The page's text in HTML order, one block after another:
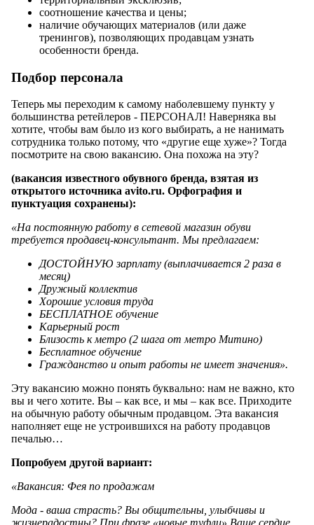
соотношение качества и цены;
наличие обучающих материалов (или даже
тренингов), позволяющих продавцам узнать
особенности бренда.
Подбор персонала
Теперь мы переходим к самому наболевшему пункту у
большинства ретейлеров - ПЕРСОНАЛ! Наверняка вы
хотите, чтобы вам было из кого выбирать, а не нанимать
сотрудника только потому, что «другие еще хуже»? Тогда
посмотрите на свою вакансию. Она похожа на эту?
(вакансия известного обувного бренда, взятая из
открытого источника avito.ru. Орфография и
пунктуация сохранены):
«На постоянную работу в сетевой магазин обуви
требуется продавец-консультант. Мы предлагаем:
ДОСТОЙНУЮ зарплату (выплачивается 2 раза в
месяц)
Дружный коллектив
Хорошие условия труда
БЕСПЛАТНОЕ обучение
Карьерный рост
Близость к метро (2 шага от метро Митино)
Бесплатное обучение
Гражданство и опыт работы не имеет значения».
Эту вакансию можно понять буквально: нам не важно, кто
вы и чего хотите. Вы – как все, и мы – как все. Приходите
на обычную работу обычным продавцом. Эта вакансия
наполняет еще не устроившихся на работу продавцов
печалью…
Попробуем другой вариант:
«Вакансия: Фея по продажам
Мода - ваша страсть? Вы общительны, улыбчивы и